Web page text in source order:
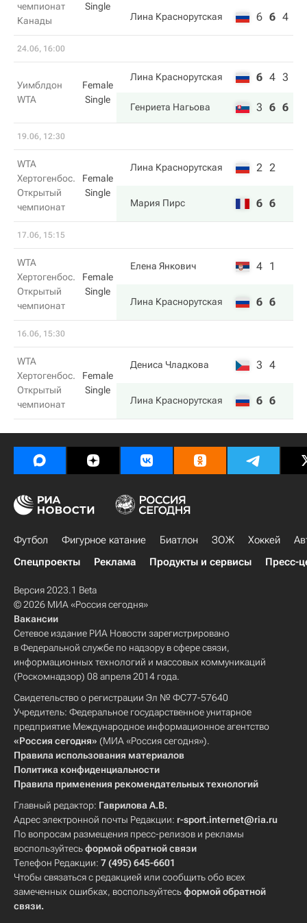
чемпионат
Канады
Single
Лина Краснорутская 6 6 4
24.06, 16:00
Уимблдон
WTA
Female
Single
Лина Краснорутская 6 4 3
Генриета Нагьова 3 6 6
19.06, 12:30
WTA
Хертогенбос.
Открытый
чемпионат
Female
Single
Лина Краснорутская 2 2
Мария Пирс 6 6
17.06, 15:15
WTA
Хертогенбос.
Открытый
чемпионат
Female
Single
Елена Янкович 4 1
Лина Краснорутская 6 6
16.06, 15:30
WTA
Хертогенбос.
Открытый
чемпионат
Female
Single
Дениса Чладкова 3 4
Лина Краснорутская 6 6
Футбол Фигурное катание Биатлон ЗОЖ Хоккей
Спецпроекты
Реклама Продукты и сервисы Пресс-
Версия 2023.1 Beta
© 2026 МИА «Россия сегодня»
Вакансии
Сетевое издание РИА Новости зарегистрировано
в Федеральной службе по надзору в сфере связи,
информационных технологий и массовых коммуникаций
(Роскомнадзор) 08 апреля 2014 года.
Свидетельство о регистрации Эл № ФС77-57640
Учредитель: Федеральное государственное унитарное
предприятие Международное информационное агентство
«Россия сегодня» (МИА «Россия сегодня»).
Правила использования материалов
Политика конфиденциальности
Правила применения рекомендательных технологий
Главный редактор: Гаврилова А.В.
Адрес электронной почты Редакции: r-sport.internet@ria.ru
По вопросам размещения пресс-релизов и рекламы
воспользуйтесьформой обратной связи
Телефон Редакции: 7 (495) 645-6601
Чтобы связаться с редакцией или сообщить обо всех
замеченных ошибках, воспользуйтесьформой обратной
связи.